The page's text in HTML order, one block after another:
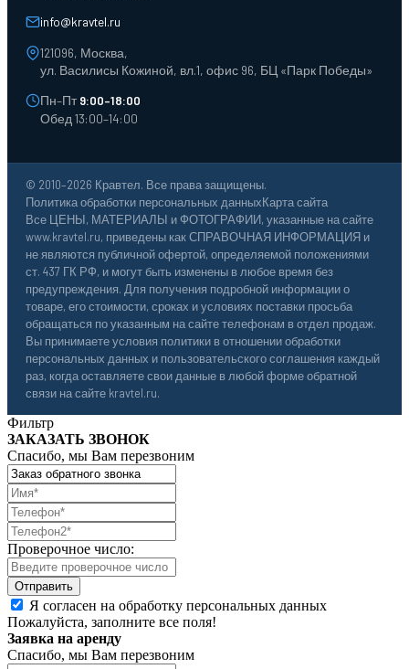
Тележки для склада
info@kravtel.ru
121096, Москва,
ул. Василисы Кожиной, вл.1, офис 96, БЦ «Парк Победы»
Пн–Пт9:00–18:00
Обед 13:00–14:00
© 2010–2026 Кравтел. Все права защищены.
Политика обработки персональных данныхКарта сайта
Все ЦЕНЫ, МАТЕРИАЛЫ и ФОТОГРАФИИ, указанные на сайте
www.kravtel.ru, приведены как СПРАВОЧНАЯ ИНФОРМАЦИЯ и
не являются публичной офертой, определяемой положениями
ст. 437 ГК РФ, и могут быть изменены в любое время без
предупреждения. Для получения подробной информации о
товаре, его стоимости, сроках и условиях поставки просьба
обращаться по указанным на сайте телефонам в отдел продаж.
Вы принимаете условия политики в отношении обработки
персональных данных и пользовательского соглашения каждый
раз, когда оставляете свои данные в любой форме обратной
связи на сайте kravtel.ru.
Фильтр
ЗАКАЗАТЬ ЗВОНОК
Спасибо, мы Вам перезвоним
Проверочное число:
Я согласен на обработку персональных данных
Пожалуйста, заполните все поля!
Заявка на аренду
Спасибо, мы Вам перезвоним